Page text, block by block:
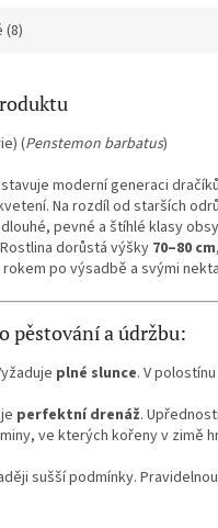
(8)
(Penstemon barbatus)
moderní generaci
Na rozdíl od starších
pevné a štíhlé klasy
dorůstá výšky 70–80 cm
po výsadbě a svými
pěstování a údržbu:
plné slunce. V
perfektní drenáž.
ve kterých kořeny v zimě
sušší podmínky.